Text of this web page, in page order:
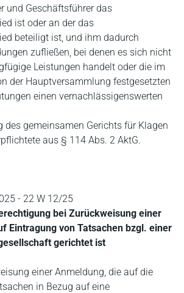
und Geschäftsführer das
ist oder an der das
beteiligt ist, und ihm dadurch
zufließen, bei denen es sich nicht
Leistungen handelt oder die im
der Hauptversammlung festgesetzten
einen vernachlässigenswerten
des gemeinsamen Gerichts für Klagen
aus § 114 Abs. 2 AktG.
- 22 W 12/25
bei Zurückweisung einer
Eintragung von Tatsachen bzgl. einer
gerichtet ist
einer Anmeldung, die auf die
in Bezug auf eine